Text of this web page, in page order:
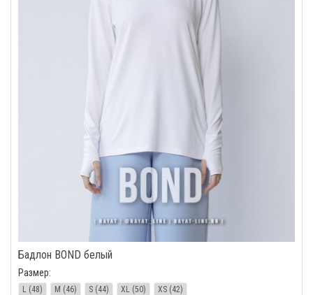
Бадлон BOND белый
Размер:
L (48) M (46) S (44) XL (50) XS (42)